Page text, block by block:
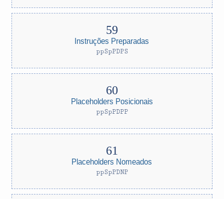
Instruções Preparadas
ppSpPDPS
Placeholders Posicionais
ppSpPDPP
Placeholders Nomeados
ppSpPDNP